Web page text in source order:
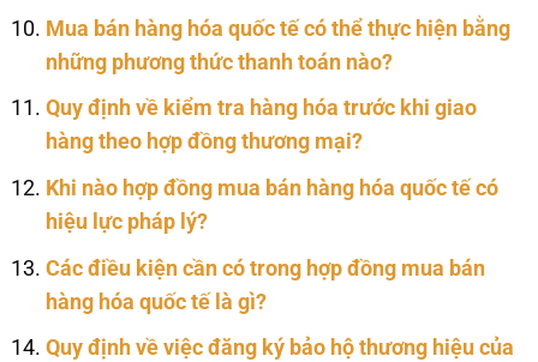
Mua bán hàng hóa quốc tế có thể thực hiện bằng
những phương thức thanh toán nào?
Quy định về kiểm tra hàng hóa trước khi giao
hàng theo hợp đồng thương mại?
Khi nào hợp đồng mua bán hàng hóa quốc tế có
hiệu lực pháp lý?
Các điều kiện cần có trong hợp đồng mua bán
hàng hóa quốc tế là gì?
Quy định về việc đăng ký bảo hộ thương hiệu của